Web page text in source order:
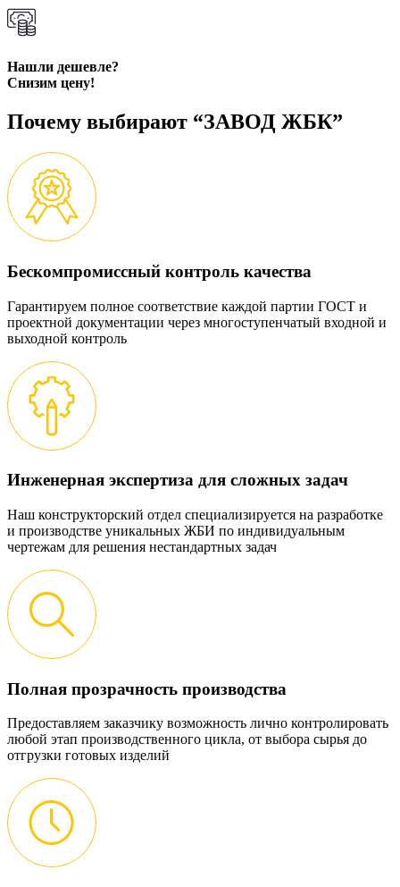
Нашли дешевле?
Снизим цену!
Почему выбирают “ЗАВОД ЖБК”
Бескомпромиссный контроль качества
Гарантируем полное соответствие каждой партии ГОСТ и
проектной документации через многоступенчатый входной и
выходной контроль
Инженерная экспертиза для сложных задач
Наш конструкторский отдел специализируется на разработке
и производстве уникальных ЖБИ по индивидуальным
чертежам для решения нестандартных задач
Полная прозрачность производства
Предоставляем заказчику возможность лично контролировать
любой этап производственного цикла, от выбора сырья до
отгрузки готовых изделий